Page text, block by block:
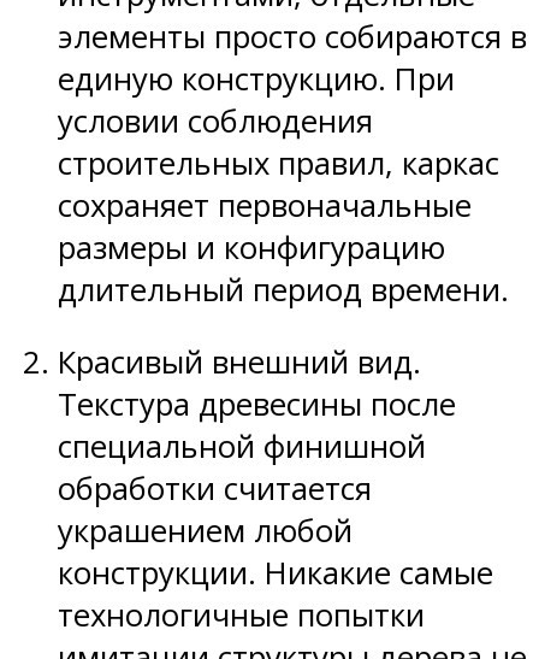
элементы просто собираются в
единую конструкцию. При
условии соблюдения
строительных правил, каркас
сохраняет первоначальные
размеры и конфигурацию
длительный период времени.
Красивый внешний вид.
Текстура древесины после
специальной финишной
обработки считается
украшением любой
конструкции. Никакие самые
технологичные попытки